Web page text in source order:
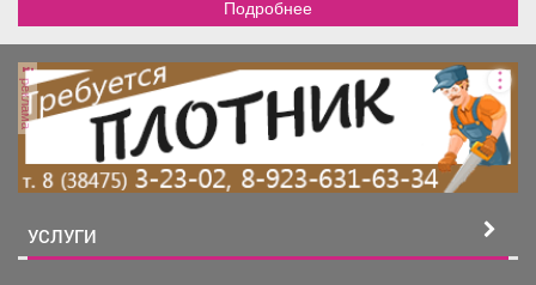
Подробнее
реклама
УСЛУГИ